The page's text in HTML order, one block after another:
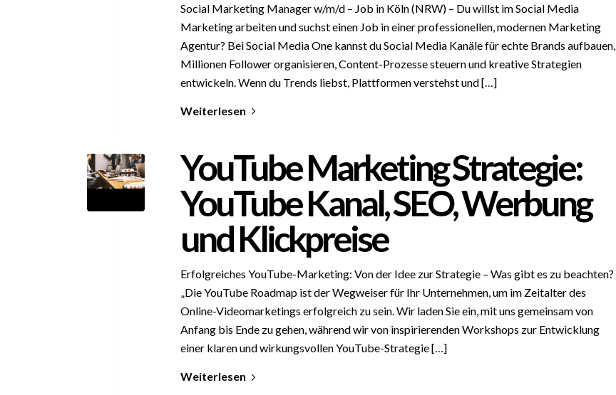
Social Marketing Manager w/m/d – Job in Köln (NRW) – Du willst im Social Media
Marketing arbeiten und suchst einen Job in einer professionellen, modernen Marketing
Agentur? Bei Social Media One kannst du Social Media Kanäle für echte Brands aufbauen,
Millionen Follower organisieren, Content-Prozesse steuern und kreative Strategien
entwickeln. Wenn du Trends liebst, Plattformen verstehst und […]
Weiterlesen
YouTube Marketing Strategie:
YouTube Kanal, SEO, Werbung
und Klickpreise
Erfolgreiches YouTube-Marketing: Von der Idee zur Strategie – Was gibt es zu beachten?
„Die YouTube Roadmap ist der Wegweiser für Ihr Unternehmen, um im Zeitalter des
Online-Videomarketings erfolgreich zu sein. Wir laden Sie ein, mit uns gemeinsam von
Anfang bis Ende zu gehen, während wir von inspirierenden Workshops zur Entwicklung
einer klaren und wirkungsvollen YouTube-Strategie […]
Weiterlesen